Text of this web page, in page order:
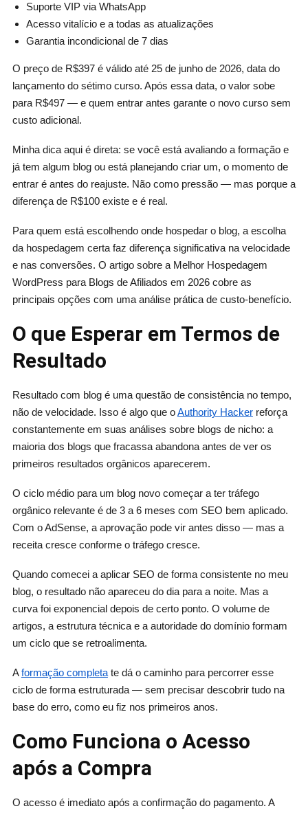
Suporte VIP via WhatsApp
Acesso vitalício e a todas as atualizações
Garantia incondicional de 7 dias
O preço de R$397 é válido até 25 de junho de 2026, data do
lançamento do sétimo curso. Após essa data, o valor sobe
para R$497 — e quem entrar antes garante o novo curso sem
custo adicional.
Minha dica aqui é direta: se você está avaliando a formação e
já tem algum blog ou está planejando criar um, o momento de
entrar é antes do reajuste. Não como pressão — mas porque a
diferença de R$100 existe e é real.
Para quem está escolhendo onde hospedar o blog, a escolha
da hospedagem certa faz diferença significativa na velocidade
e nas conversões. O artigo sobre a Melhor Hospedagem
WordPress para Blogs de Afiliados em 2026 cobre as
principais opções com uma análise prática de custo-benefício.
O que Esperar em Termos de
Resultado
Resultado com blog é uma questão de consistência no tempo,
não de velocidade. Isso é algo que oAuthority Hackerreforça
constantemente em suas análises sobre blogs de nicho: a
maioria dos blogs que fracassa abandona antes de ver os
primeiros resultados orgânicos aparecerem.
O ciclo médio para um blog novo começar a ter tráfego
orgânico relevante é de 3 a 6 meses com SEO bem aplicado.
Com o AdSense, a aprovação pode vir antes disso — mas a
receita cresce conforme o tráfego cresce.
Quando comecei a aplicar SEO de forma consistente no meu
blog, o resultado não apareceu do dia para a noite. Mas a
curva foi exponencial depois de certo ponto. O volume de
artigos, a estrutura técnica e a autoridade do domínio formam
um ciclo que se retroalimenta.
Aformação completate dá o caminho para percorrer esse
ciclo de forma estruturada — sem precisar descobrir tudo na
base do erro, como eu fiz nos primeiros anos.
Como Funciona o Acesso
após a Compra
O acesso é imediato após a confirmação do pagamento. A